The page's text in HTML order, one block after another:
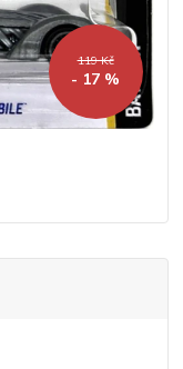
119 Kč
- 17 %